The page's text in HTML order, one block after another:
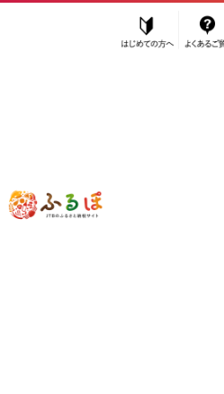
ふるぽ JTBの
びわ・さくらんぼ
【2026年発送】さくらんぼ 500ｇ紅秀